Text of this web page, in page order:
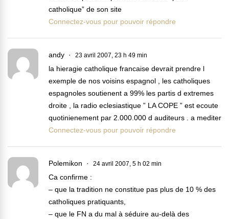
catholique” de son site
Connectez-vous pour pouvoir répondre
andy 23 avril 2007, 23 h 49 min
la hieragie catholique francaise devrait prendre l
exemple de nos voisins espagnol , les catholiques
espagnoles soutienent a 99% les partis d extremes
droite , la radio eclesiastique ” LA COPE ” est ecoute
quotinienement par 2.000.000 d auditeurs . a mediter
Connectez-vous pour pouvoir répondre
Polemikon 24 avril 2007, 5 h 02 min
Ca confirme :
– que la tradition ne constitue pas plus de 10 % des
catholiques pratiquants,
– que le FN a du mal à séduire au-delà des